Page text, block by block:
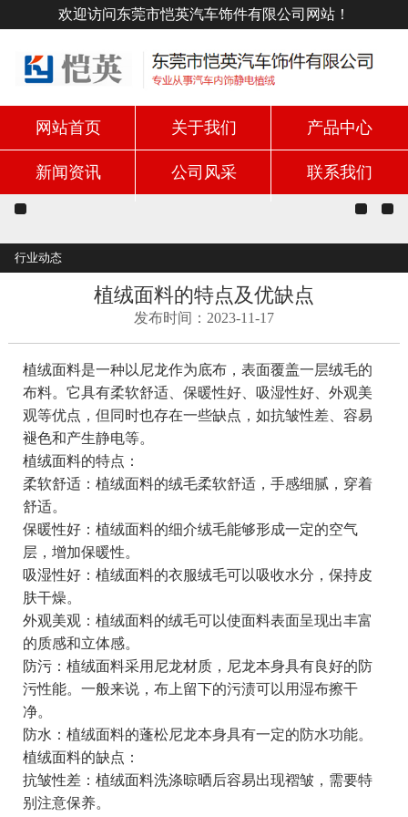
欢迎访问东莞市恺英汽车饰件有限公司网站！
网站首页 关于我们 产品中心
新闻资讯 公司风采 联系我们
行业动态
植绒面料的特点及优缺点
发布时间：2023-11-17
植绒面料是一种以尼龙作为底布，表面覆盖一层绒毛的
布料。它具有柔软舒适、保暖性好、吸湿性好、外观美
观等优点，但同时也存在一些缺点，如抗皱性差、容易
褪色和产生静电等。
植绒面料的特点：
柔软舒适：植绒面料的绒毛柔软舒适，手感细腻，穿着
舒适。
保暖性好：植绒面料的细介绒毛能够形成一定的空气
层，增加保暖性。
吸湿性好：植绒面料的衣服绒毛可以吸收水分，保持皮
肤干燥。
外观美观：植绒面料的绒毛可以使面料表面呈现出丰富
的质感和立体感。
防污：植绒面料采用尼龙材质，尼龙本身具有良好的防
污性能。一般来说，布上留下的污渍可以用湿布擦干
净。
防水：植绒面料的蓬松尼龙本身具有一定的防水功能。
植绒面料的缺点：
抗皱性差：植绒面料洗涤晾晒后容易出现褶皱，需要特
别注意保养。